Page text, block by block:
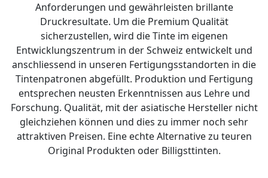
Anforderungen und gewährleisten brillante
Druckresultate. Um die Premium Qualität
sicherzustellen, wird die Tinte im eigenen
Entwicklungszentrum in der Schweiz entwickelt und
anschliessend in unseren Fertigungsstandorten in die
Tintenpatronen abgefüllt. Produktion und Fertigung
entsprechen neusten Erkenntnissen aus Lehre und
Forschung. Qualität, mit der asiatische Hersteller nicht
gleichziehen können und dies zu immer noch sehr
attraktiven Preisen. Eine echte Alternative zu teuren
Original Produkten oder Billigsttinten.